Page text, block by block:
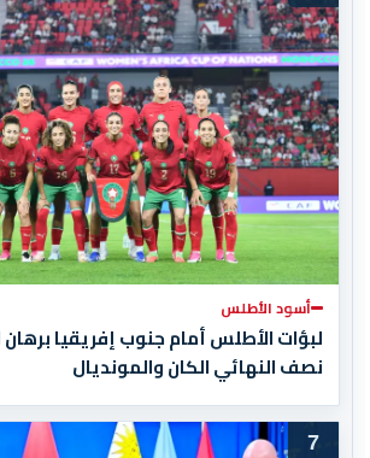
أسود الأطلس
لبؤات الأطلس أمام جنوب إفريقيا برهان
نصف النهائي الكان والمونديال
7